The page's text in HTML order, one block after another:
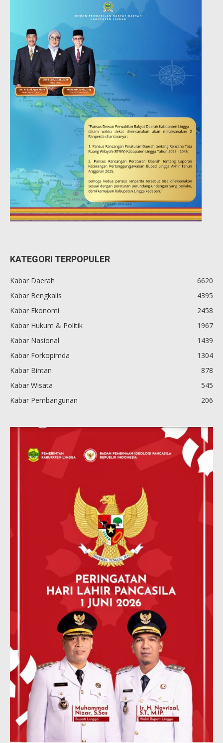
KATEGORI TERPOPULER
Kabar Daerah
6620
Kabar Bengkalis
4395
Kabar Ekonomi
2458
Kabar Hukum & Politik
1967
Kabar Nasional
1439
Kabar Forkopimda
1304
Kabar Bintan
878
Kabar Wisata
545
Kabar Pembangunan
206